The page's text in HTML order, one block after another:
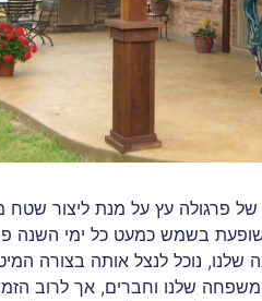
פרגולה עץ על מנת ליצור שטח
שופעת בשמש כמעט כל ימי השנה
נוכל לנצל אותה בצורה
שלנו וחברים, אך לרוב